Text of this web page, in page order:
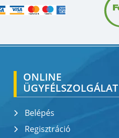
ONLINE
ÜGYFÉLSZOLGÁLAT
Belépés
Regisztráció